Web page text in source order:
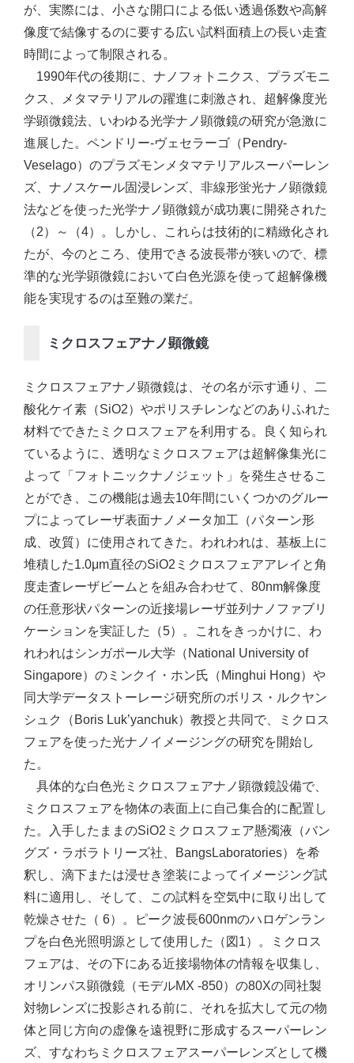
が、実際には、小さな開口による低い透過係数や高解
像度で結像するのに要する広い試料面積上の長い走査
時間によって制限される。
1990年代の後期に、ナノフォトニクス、プラズモニ
クス、メタマテリアルの躍進に刺激され、超解像度光
学顕微鏡法、いわゆる光学ナノ顕微鏡の研究が急激に
進展した。ペンドリー‐ヴェセラーゴ（Pendry-
Veselago）のプラズモンメタマテリアルスーパーレン
ズ、ナノスケール固浸レンズ、非線形蛍光ナノ顕微鏡
法などを使った光学ナノ顕微鏡が成功裏に開発された
（2）～（4）。しかし、これらは技術的に精緻化され
たが、今のところ、使用できる波長帯が狭いので、標
準的な光学顕微鏡において白色光源を使って超解像機
能を実現するのは至難の業だ。
ミクロスフェアナノ顕微鏡
ミクロスフェアナノ顕微鏡は、その名が示す通り、二
酸化ケイ素（SiO2）やポリスチレンなどのありふれた
材料でできたミクロスフェアを利用する。良く知られ
ているように、透明なミクロスフェアは超解像集光に
よって「フォトニックナノジェット」を発生させるこ
とができ、この機能は過去10年間にいくつかのグルー
プによってレーザ表面ナノメータ加工（パターン形
成、改質）に使用されてきた。われわれは、基板上に
堆積した1.0μm直径のSiO2ミクロスフェアアレイと角
度走査レーザビームとを組み合わせて、80nm解像度
の任意形状パターンの近接場レーザ並列ナノファブリ
ケーションを実証した（5）。これをきっかけに、わ
れわれはシンガポール大学（National University of
Singapore）のミンクイ・ホン氏（Minghui Hong）や
同大学データストーレージ研究所のボリス・ルクヤン
シュク（Boris Luk’yanchuk）教授と共同で、ミクロス
フェアを使った光ナノイメージングの研究を開始し
た。
具体的な白色光ミクロスフェアナノ顕微鏡設備で、
ミクロスフェアを物体の表面上に自己集合的に配置し
た。入手したままのSiO2ミクロスフェア懸濁液（バン
グズ・ラボラトリーズ社、BangsLaboratories）を希
釈し、滴下または浸せき塗装によってイメージング試
料に適用し、そして、この試料を空気中に取り出して
乾燥させた（ 6）。ピーク波長600nmのハロゲンラン
プを白色光照明源として使用した（図1）。ミクロス
フェアは、その下にある近接場物体の情報を収集し、
オリンパス顕微鏡（モデルMX -850）の80Xの同社製
対物レンズに投影される前に、それを拡大して元の物
体と同じ方向の虚像を遠視野に形成するスーパーレン
ズ、すなわちミクロスフェアスーパーレンズとして機